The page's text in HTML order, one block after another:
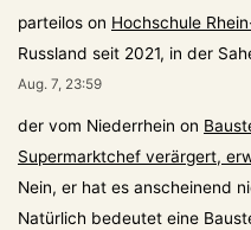
parteilos on Hochschule
Russland seit 2021, in der
Aug. 7, 23:59
der vom Niederrhein on
Supermarktchef verärgert,
Nein, er hat es anscheinend
Natürlich bedeutet eine